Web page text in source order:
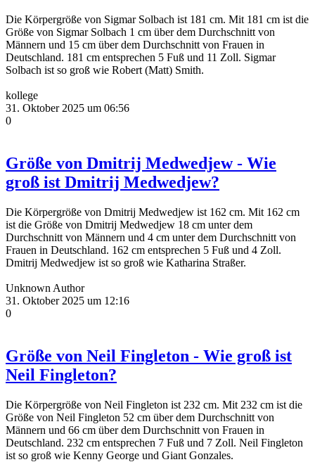
Die Körpergröße von Sigmar Solbach ist 181 cm. Mit 181 cm ist die
Größe von Sigmar Solbach 1 cm über dem Durchschnitt von
Männern und 15 cm über dem Durchschnitt von Frauen in
Deutschland. 181 cm entsprechen 5 Fuß und 11 Zoll. Sigmar
Solbach ist so groß wie Robert (Matt) Smith.
kollege
31. Oktober 2025 um 06:56
0
Größe von Dmitrij Medwedjew - Wie
groß ist Dmitrij Medwedjew?
Die Körpergröße von Dmitrij Medwedjew ist 162 cm. Mit 162 cm
ist die Größe von Dmitrij Medwedjew 18 cm unter dem
Durchschnitt von Männern und 4 cm unter dem Durchschnitt von
Frauen in Deutschland. 162 cm entsprechen 5 Fuß und 4 Zoll.
Dmitrij Medwedjew ist so groß wie Katharina Straßer.
Unknown Author
31. Oktober 2025 um 12:16
0
Größe von Neil Fingleton - Wie groß ist
Neil Fingleton?
Die Körpergröße von Neil Fingleton ist 232 cm. Mit 232 cm ist die
Größe von Neil Fingleton 52 cm über dem Durchschnitt von
Männern und 66 cm über dem Durchschnitt von Frauen in
Deutschland. 232 cm entsprechen 7 Fuß und 7 Zoll. Neil Fingleton
ist so groß wie Kenny George und Giant Gonzales.